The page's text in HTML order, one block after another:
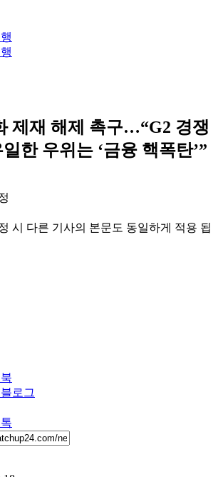
제재 해제 촉구…“G2 경쟁
한 우위는 ‘금융 핵폭탄’”
시 다른 기사의 본문도 동일하게 적용 됩
로그